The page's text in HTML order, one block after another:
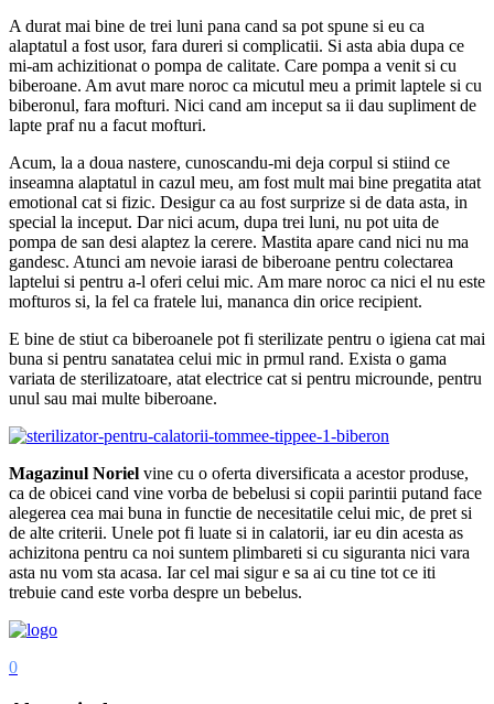
A durat mai bine de trei luni pana cand sa pot spune si eu ca
alaptatul a fost usor, fara dureri si complicatii. Si asta abia dupa ce
mi-am achizitionat o pompa de calitate. Care pompa a venit si cu
biberoane. Am avut mare noroc ca micutul meu a primit laptele si cu
biberonul, fara mofturi. Nici cand am inceput sa ii dau supliment de
lapte praf nu a facut mofturi.
Acum, la a doua nastere, cunoscandu-mi deja corpul si stiind ce
inseamna alaptatul in cazul meu, am fost mult mai bine pregatita atat
emotional cat si fizic. Desigur ca au fost surprize si de data asta, in
special la inceput. Dar nici acum, dupa trei luni, nu pot uita de
pompa de san desi alaptez la cerere. Mastita apare cand nici nu ma
gandesc. Atunci am nevoie iarasi de biberoane pentru colectarea
laptelui si pentru a-l oferi celui mic. Am mare noroc ca nici el nu este
mofturos si, la fel ca fratele lui, mananca din orice recipient.
E bine de stiut ca biberoanele pot fi sterilizate pentru o igiena cat mai
buna si pentru sanatatea celui mic in prmul rand. Exista o gama
variata de sterilizatoare, atat electrice cat si pentru microunde, pentru
unul sau mai multe biberoane.
Magazinul Noriel vine cu o oferta diversificata a acestor produse,
ca de obicei cand vine vorba de bebelusi si copii parintii putand face
alegerea cea mai buna in functie de necesitatile celui mic, de pret si
de alte criterii. Unele pot fi luate si in calatorii, iar eu din acesta as
achizitona pentru ca noi suntem plimbareti si cu siguranta nici vara
asta nu vom sta acasa. Iar cel mai sigur e sa ai cu tine tot ce iti
trebuie cand este vorba despre un bebelus.
0